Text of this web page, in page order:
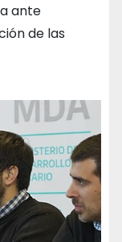
ante
de las